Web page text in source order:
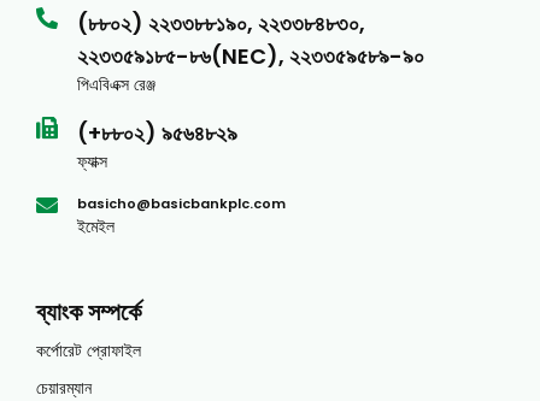
(৮৮০২) ২২৩৩৮৮১৯০, ২২৩৩৮৪৮৩০,
২২৩৩৫৯১৮৫-৮৬(NEC), ২২৩৩৫৯৫৮৯-৯০
পিএবিএক্স রেঞ্জ
(+৮৮০২) ৯৫৬৪৮২৯
ফ্যাক্স
basicho@basicbankplc.com
ইমেইল
ব্যাংক সম্পর্কে
কর্পোরেট প্রোফাইল
চেয়ারম্যান